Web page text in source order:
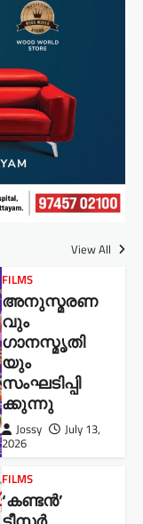
View All
FILMS
അനുസ്മരണ
വും
ഗാനസ്മൃതി
യും
സംഘടിപ്പി
ക്കുന്നു
Jossy
July 13,
2026
FILMS
‘കണ്ടൻ’